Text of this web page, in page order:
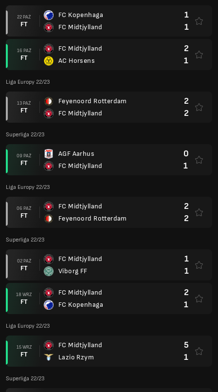
22 PAŹ
FT
FC Kopenhaga
FC Midtjylland
1
1
16 PAŹ
FT
FC Midtjylland
AC Horsens
2
1
Liga Europy 22/23
13 PAŹ
FT
Feyenoord Rotterdam
FC Midtjylland
2
2
Superliga 22/23
09 PAŹ
FT
AGF Aarhus
FC Midtjylland
0
1
Liga Europy 22/23
06 PAŹ
FT
FC Midtjylland
Feyenoord Rotterdam
2
2
Superliga 22/23
02 PAŹ
FT
FC Midtjylland
Viborg FF
1
1
18 WRZ
FT
FC Midtjylland
FC Kopenhaga
2
1
Liga Europy 22/23
15 WRZ
FT
FC Midtjylland
Lazio Rzym
5
1
Superliga 22/23